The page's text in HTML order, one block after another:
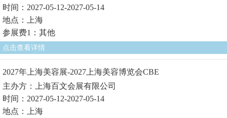
时间：2027-05-12-2027-05-14
地点：上海
参展费1：其他
点击查看详情
2027年上海美容展-2027上海美容博览会CBE
主办方：上海百文会展有限公司
时间：2027-05-12-2027-05-14
地点：上海